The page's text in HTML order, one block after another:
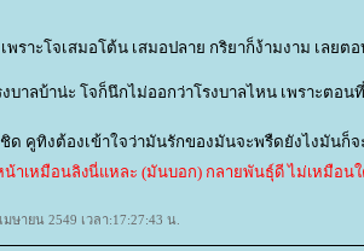
ราะโจเสมอโต้น เสมอปลาย กริยาก็ง้ามงาม เลยต
บาลบ้าน่ะ โจก็นึกไม่ออกว่าโรงบาลไหน เพราะตอน
ด คูทิงต้องเข้าใจว่ามันรักของมันจะพรืดยังไงมันก็
น้าเหมือนลิงนี่แหละ (มันบอก) กลายพันธุ์ดี ไม่เหมือน
ษายน 2549 เวลา:17:27:43 น.